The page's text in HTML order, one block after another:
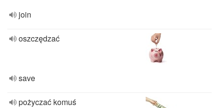
join
oszczędzać
save
pożyczać komuś